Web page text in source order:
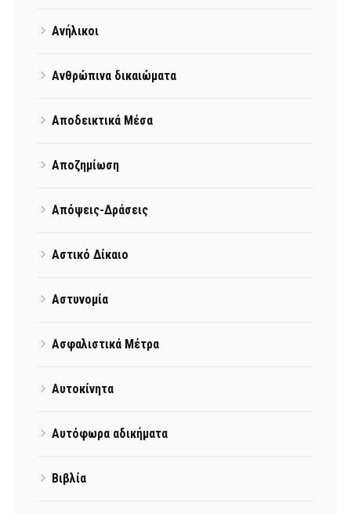
Ανήλικοι
Ανθρώπινα δικαιώματα
Αποδεικτικά Μέσα
Αποζημίωση
Απόψεις-Δράσεις
Αστικό Δίκαιο
Αστυνομία
Ασφαλιστικά Μέτρα
Αυτοκίνητα
Αυτόφωρα αδικήματα
Βιβλία